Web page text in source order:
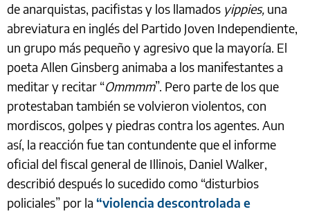
de anarquistas, pacifistas y los llamados yippies, una
abreviatura en inglés del Partido Joven Independiente,
un grupo más pequeño y agresivo que la mayoría. El
poeta Allen Ginsberg animaba a los manifestantes a
meditar y recitar “Ommmm”. Pero parte de los que
protestaban también se volvieron violentos, con
mordiscos, golpes y piedras contra los agentes. Aun
así, la reacción fue tan contundente que el informe
oficial del fiscal general de Illinois, Daniel Walker,
describió después lo sucedido como “disturbios
policiales” por la “violencia descontrolada e